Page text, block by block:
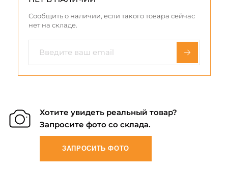
Сообщить о наличии, если такого товара сейчас
нет на складе.
Хотите увидеть реальный товар?
Запросите фото со склада.
ЗАПРОСИТЬ ФОТО